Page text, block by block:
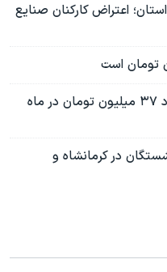
اعتراض کارکنان صنایع
تومان است
سبد معیشت خانوار در ایران به حدود ۳۷ میلیون تومان در ماه
در کرمانشاه و